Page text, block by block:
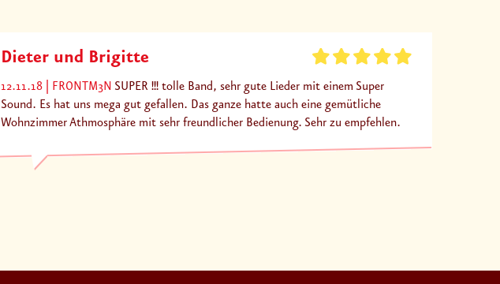
Dieter und Brigitte
12.11.18 FRONTM3N SUPER !!! tolle Band, sehr gute Lieder mit einem Super
Sound. Es hat uns mega gut gefallen. Das ganze hatte auch eine gemütliche
Wohnzimmer Athmosphäre mit sehr freundlicher Bedienung. Sehr zu empfehlen.